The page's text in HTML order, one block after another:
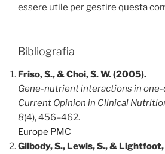
essere utile per gestire questa
Bibliografia
Friso, S., & Choi, S. W. (2005).
Gene-nutrient interactions in
Current Opinion in Clinical
8(4), 456–462.
Europe PMC
Gilbody, S., Lewis, S., &